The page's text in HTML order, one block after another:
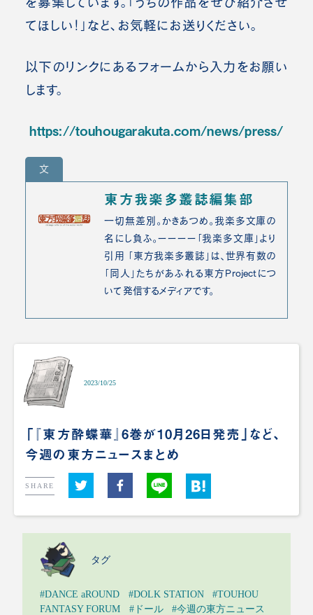
てほしい！」など、お気軽にお送りください。
以下のリンクにあるフォームから入力をお願い
します。
https://touhougarakuta.com/news/press/
文
東方我楽多叢誌編集部
一切無差別。かきあつめ。我楽多文庫の
名にし負ふ。ーーーー「我楽多文庫」より
引用 「東方我楽多叢誌」は、世界有数の
「同人」たちがあふれる東方Projectにつ
いて発信するメディアです。
2023/10/25
「『東方酔蝶華』6巻が10月26日発売」など、
今週の東方ニュースまとめ
SHARE
タグ
#DANCE aROUND #DOLK STATION
#TOUHOU
FANTASY FORUM
#ドール
#今週の東方ニュース